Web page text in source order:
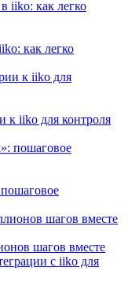
как легко
к iiko для контроля
шагов вместе